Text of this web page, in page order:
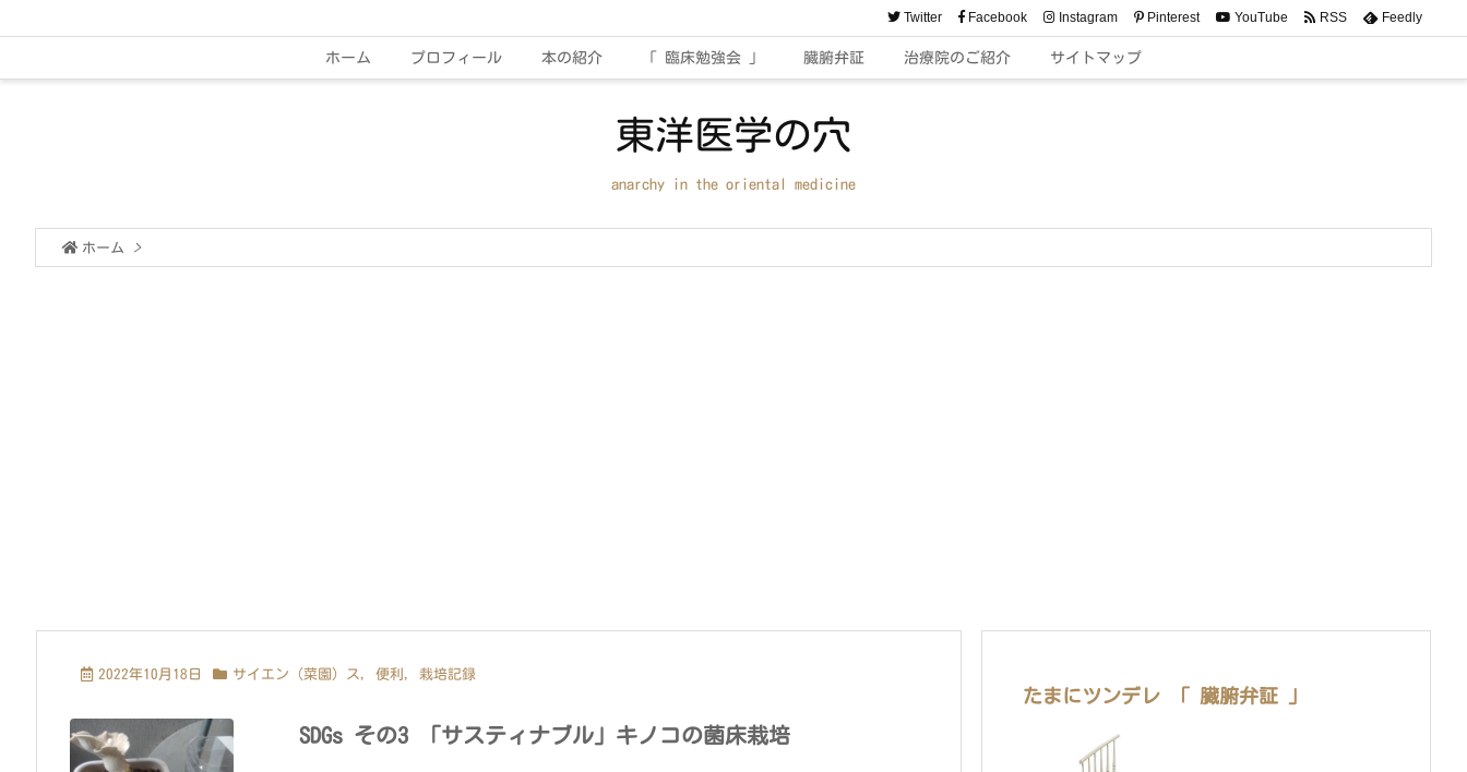
ホーム プロフィール 本の紹介 「 臨床勉強会 」 臓腑弁証 治療院のご紹介 サイトマップ
Twitter Facebook Instagram Pinterest YouTube RSS Feedly
東洋医学の穴
anarchy in the oriental medicine
ホーム >
2022年10月18日 サイエン（菜園）ス, 便利 , 栽培記録
SDGs その3 「サスティナブル」キノコの菌床栽培
たまにツンデレ 「 臓腑弁証 」